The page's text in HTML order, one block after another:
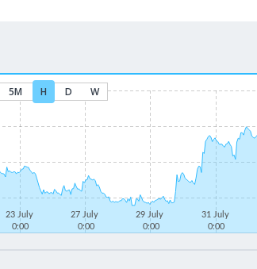
5M H D W
23 July
0:00
27 July
0:00
29 July
0:00
31 July
0:00